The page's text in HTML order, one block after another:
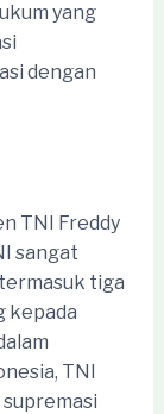
yang
dengan
TNI Freddy
sangat
tiga
kepada
TNI